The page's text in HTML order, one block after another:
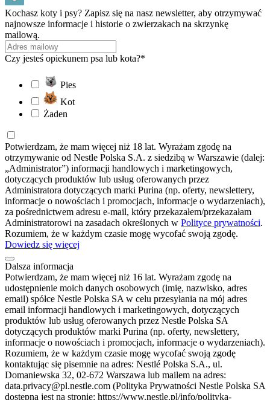
Kochasz koty i psy? Zapisz się na nasz newsletter, aby otrzymywać
najnowsze informacje i historie o zwierzakach na skrzynkę
mailową.
Czy jesteś opiekunem psa lub kota?*
Pies
Kot
Żaden
Potwierdzam, że mam więcej niż 18 lat. Wyrażam zgodę na
otrzymywanie od Nestle Polska S.A. z siedzibą w Warszawie (dalej:
„Administrator”) informacji handlowych i marketingowych,
dotyczących produktów lub usług oferowanych przez
Administratora dotyczących marki Purina (np. oferty, newslettery,
informacje o nowościach i promocjach, informacje o wydarzeniach),
za pośrednictwem adresu e-mail, który przekazałem/przekazałam
Administratorowi na zasadach określonych w Polityce prywatności.
Rozumiem, że w każdym czasie mogę wycofać swoją zgodę.
Dowiedz się więcej
Dalsza informacja
Potwierdzam, że mam więcej niż 16 lat. Wyrażam zgodę na
udostępnienie moich danych osobowych (imię, nazwisko, adres
email) spółce Nestle Polska SA w celu przesyłania na mój adres
email informacji handlowych i marketingowych, dotyczących
produktów lub usług oferowanych przez Nestle Polska SA
dotyczących produktów marki Purina (np. oferty, newslettery,
informacje o nowościach i promocjach, informacje o wydarzeniach).
Rozumiem, że w każdym czasie mogę wycofać swoją zgodę
kontaktując się pisemnie na adres: Nestlé Polska S.A., ul.
Domaniewska 32, 02-672 Warszawa lub mailem na adres:
data.privacy@pl.nestle.com (Polityka Prywatności Nestle Polska SA
dostępna jest na stronie: https://www.nestle.pl/info/polityka-